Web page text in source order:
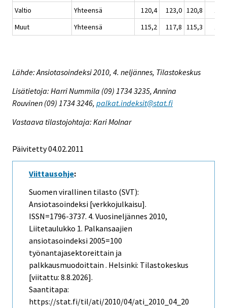
Valtio
Yhteensä 120,4 123,0 120,8
Muut
Yhteensä 115,2 117,8 115,3
Lähde: Ansiotasoindeksi 2010, 4. neljännes, Tilastokeskus
Lisätietoja: Harri Nummila (09) 1734 3235, Annina
Rouvinen (09) 1734 3246, palkat.indeksit@stat.fi
Vastaava tilastojohtaja: Kari Molnar
Päivitetty 04.02.2011
Viittausohje:
Suomen virallinen tilasto (SVT):
Ansiotasoindeksi [verkkojulkaisu].
ISSN=1796-3737. 4. Vuosineljännes 2010,
Liitetaulukko 1. Palkansaajien
ansiotasoindeksi 2005=100
työnantajasektoreittain ja
palkkausmuodoittain . Helsinki: Tilastokeskus
[viitattu: 8.8.2026].
Saantitapa:
https://stat.fi/til/ati/2010/04/ati_2010_04_20